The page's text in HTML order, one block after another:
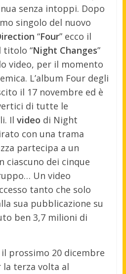
senza intoppi. Dopo
singolo del nuovo
“Four” ecco il
titolo “Night Changes”
video, per il momento
L’album Four degli
il 17 novembre ed è
di tutte le
Il video di Night
con una trama
partecipa a un
ciascuno dei cinque
Un video
tanto che solo
sua pubblicazione su
ben 3,7 milioni di
prossimo 20 dicembre
terza volta al